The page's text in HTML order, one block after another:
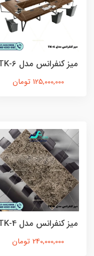
ميز كنفرانس مدل TK-6
125,000,000 تومان
ميز كنفرانس مدل TK-4
240,000,000 تومان